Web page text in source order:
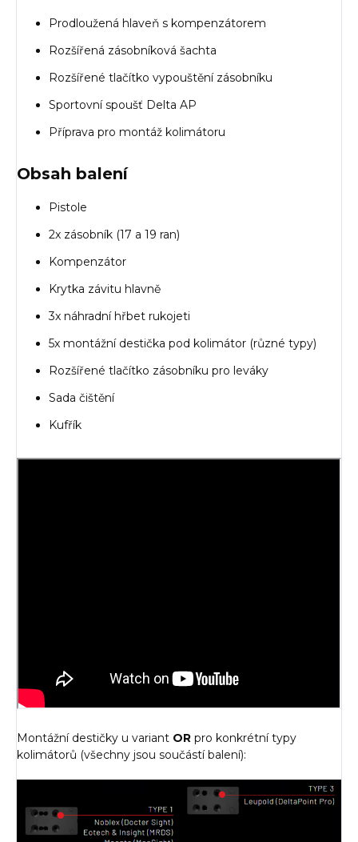
Prodloužená hlaveň s kompenzátorem
Rozšířená zásobníková šachta
Rozšířené tlačítko vypouštění zásobníku
Sportovní spoušť Delta AP
Příprava pro montáž kolimátoru
Obsah balení
Pistole
2x zásobník (17 a 19 ran)
Kompenzátor
Krytka závitu hlavně
3x náhradní hřbet rukojeti
5x montážní destička pod kolimátor (různé typy)
Rozšířené tlačítko zásobníku pro leváky
Sada čištění
Kufřík
Montážní destičky u variant OR pro konkrétní typy
kolimátorů (všechny jsou součástí balení):